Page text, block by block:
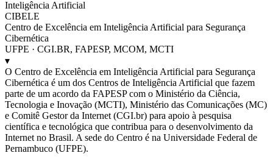
Inteligência Artificial
CIBELE
Centro de Excelência em Inteligência Artificial para Segurança
Cibernética
UFPE · CGI.BR, FAPESP, MCOM, MCTI
▾
O Centro de Excelência em Inteligência Artificial para Segurança
Cibernética é um dos Centros de Inteligência Artificial que fazem
parte de um acordo da FAPESP com o Ministério da Ciência,
Tecnologia e Inovação (MCTI), Ministério das Comunicações (MC)
e Comitê Gestor da Internet (CGI.br) para apoio à pesquisa
científica e tecnológica que contribua para o desenvolvimento da
Internet no Brasil. A sede do Centro é na Universidade Federal de
Pernambuco (UFPE).